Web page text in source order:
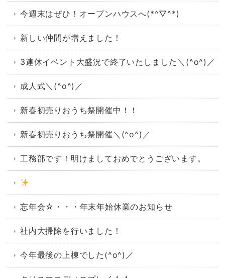
今週末はぜひ！オープンハウスへ(*^▽^*)
新しい仲間が増えました！
3連休イベント大盛況で終了いたしました＼(^o^)／
成人式＼(^o^)／
新春初売りおうち祭開催中！！
新春初売りおうち祭開催＼(^o^)／
工務部です！明けましておめでとうございます。
忘年会☆・・・年末年始休業のお知らせ
社内大掃除を行いました！
今年最後の上棟でした(^o^)／